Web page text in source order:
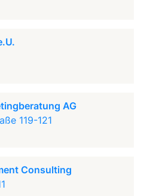
AG
119-121
Consulting